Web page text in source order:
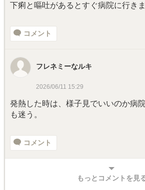
下痢と嘔吐があるとすぐ病院に行きま
コメント
フレネミーなルキ
2026/06/11 15:29
発熱した時は、様子見でいいのか病
も迷う。
コメント
もっとコメントを見